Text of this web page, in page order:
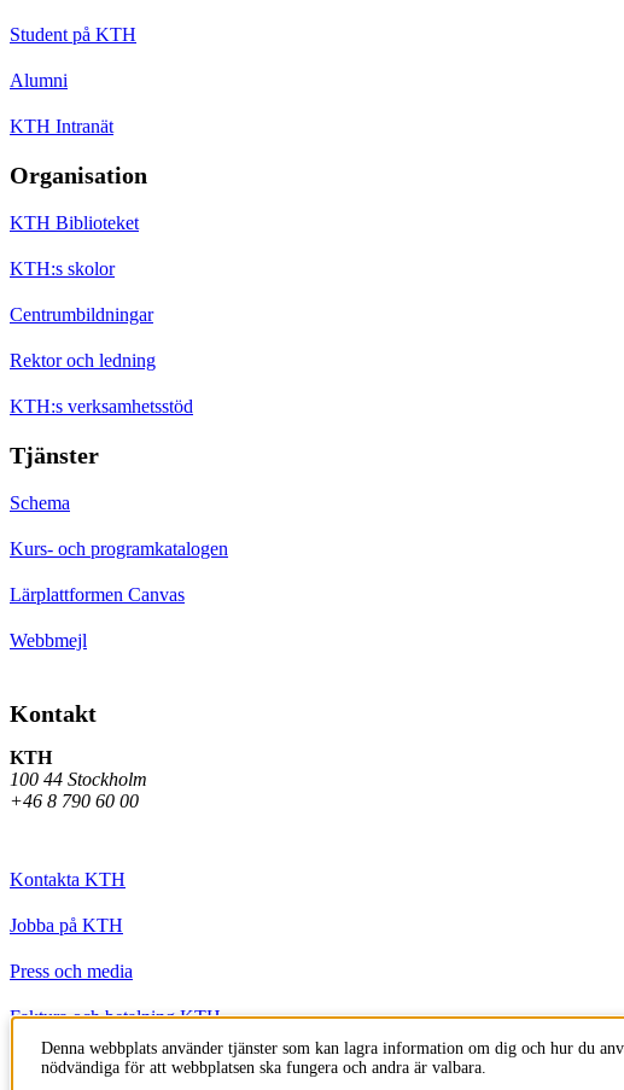
Student på KTH
Alumni
KTH Intranät
Organisation
KTH Biblioteket
KTH:s skolor
Centrumbildningar
Rektor och ledning
KTH:s verksamhetsstöd
Tjänster
Schema
Kurs- och programkatalogen
Lärplattformen Canvas
Webbmejl
Kontakt
KTH
100 44 Stockholm
+46 8 790 60 00
Kontakta KTH
Jobba på KTH
Press och media
Faktura och betalning KTH
Om KTH:s webbplatser
Denna webbplats använder tjänster som kan lagra information om dig och hur du
nödvändiga för att webbplatsen ska fungera och andra är valbara.